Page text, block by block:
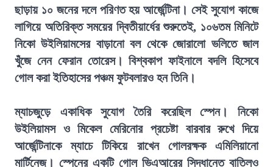
ছাড়ায় ১০ জনের দলে পরিণত হয় আর্জেন্টিনা। সেই সুযোগ কাজে
লাগিয়ে অতিরিক্ত সময়ের দ্বিতীয়ার্ধের শুরুতেই, ১০৬তম মিনিটে
নিকো উইলিয়ামসের বাড়ানো বল থেকে জোরালো ভলিতে জাল
খুঁজে নেন ফেরান তোরেস। বিশ্বকাপ ফাইনালে বদলি হিসেবে
গোল করা ইতিহাসের পঞ্চম ফুটবলারও হন তিনি।
ম্যাচজুড়ে একাধিক সুযোগ তৈরি করেছিল স্পেন। নিকো
উইলিয়ামস ও মিকেল মেরিনোর প্রচেষ্টা বারবার রুখে দিয়ে
আর্জেন্টিনাকে ম্যাচে টিকিয়ে রাখেন গোলরক্ষক এমিলিয়ানো
মার্টিনেজ। স্পেনের একটি গোল ভিএআরের সিদ্ধান্তে বাতিলও